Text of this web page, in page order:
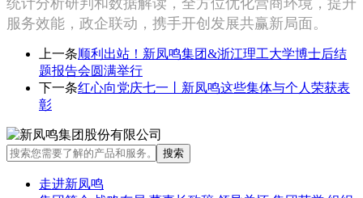
服务效能，政企联动，携手开创发展共赢新局面。
上一条顺利出站！新凤鸣集团&浙江理工大学博士后结
题报告会圆满举行
下一条红心向党庆七一丨新凤鸣这些集体与个人荣获表
彰
走进新凤鸣